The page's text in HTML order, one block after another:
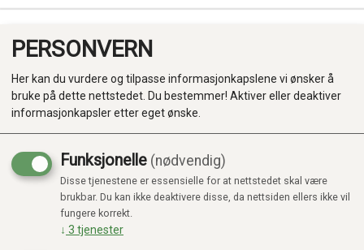
Produkter
Kategorier
PERSONVERN
Her kan du vurdere og tilpasse informasjonkapslene vi ønsker å
bruke på dette nettstedet. Du bestemmer! Aktiver eller deaktiver
informasjonkapsler etter eget ønske.
Funksjonelle (nødvendig)
Disse tjenestene er essensielle for at nettstedet skal være
brukbar. Du kan ikke deaktivere disse, da nettsiden ellers ikke vil
fungere korrekt.
↓ 3 tjenester